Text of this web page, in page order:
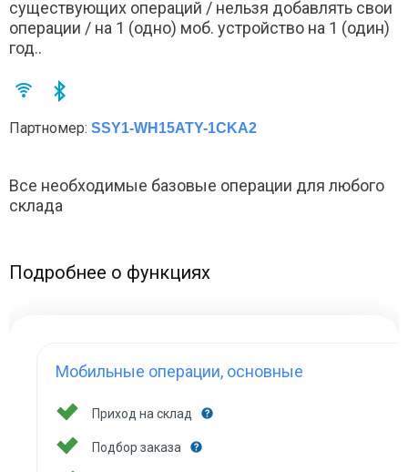
существующих операций / нельзя добавлять свои
операции / на 1 (одно) моб. устройство на 1 (один)
год..
Партномер: SSY1-WH15ATY-1CKA2
Все необходимые базовые операции для любого
склада
Подробнее о функциях
Мобильные операции, основные
Приход на склад
Подбор заказа